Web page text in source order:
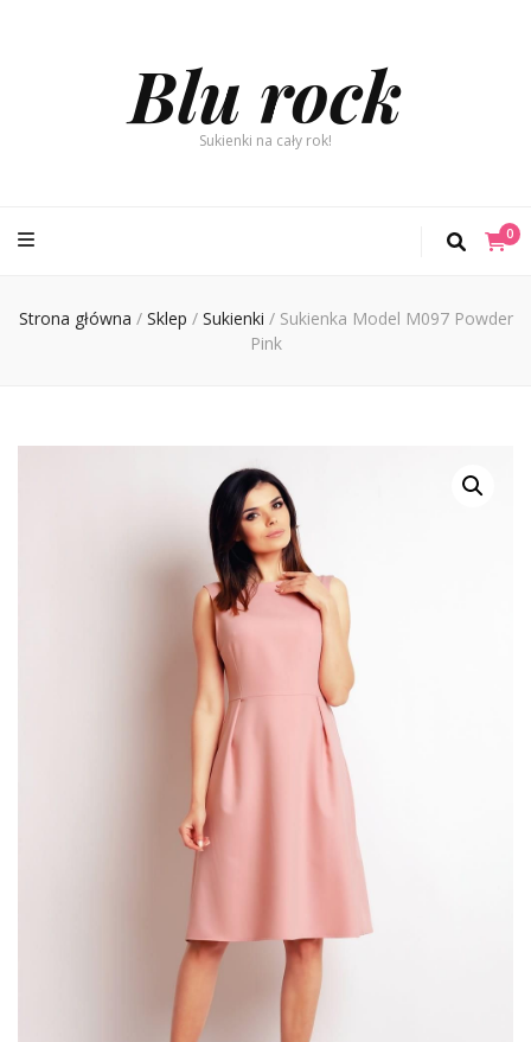
Blu rock
Sukienki na cały rok!
0
Strona główna / Sklep / Sukienki / Sukienka Model M097 Powder
Pink